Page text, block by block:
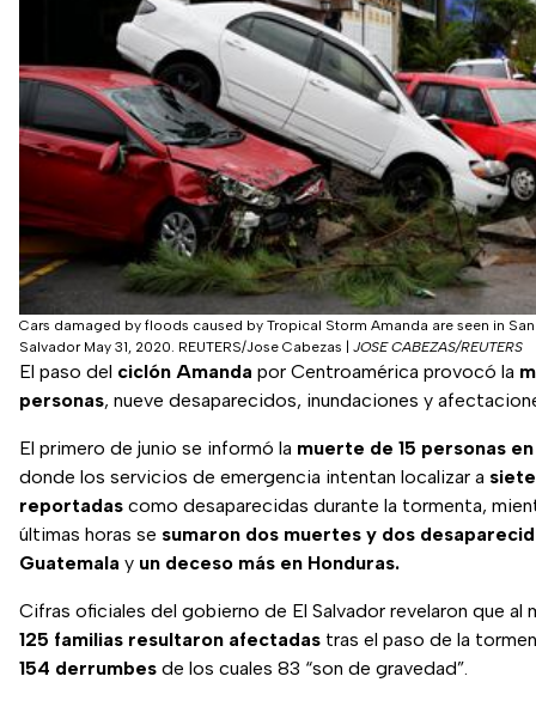
Cars damaged by floods caused by Tropical Storm Amanda are seen in
Salvador May 31, 2020. REUTERS/Jose Cabezas
JOSE CABEZAS/REUTERS
El paso del ciclón Amanda por Centroamérica provocó la
personas, nueve desaparecidos, inundaciones y
El primero de junio se informó la muerte de 15 personas
donde los servicios de emergencia intentan localizar a
reportadas como desaparecidas durante la tormenta,
últimas horas se sumaron dos muertes y dos
Guatemala y un deceso más en Honduras.
Cifras oficiales del gobierno de El Salvador revelaron que al
125 familias resultaron afectadas tras el paso de la
154 derrumbes de los cuales 83 “son de gravedad”.